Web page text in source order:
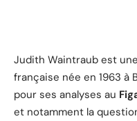
Judith Waintraub est
française née en 1963 à
pour ses analyses au
et notamment la